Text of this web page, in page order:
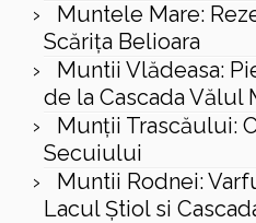
Muntele Mare:
Scăriţa Belioara
Muntii Vlădeasa:
de la Cascada Vălul
Munții Trascăului:
Secuiului
Muntii Rodnei:
Lacul Ştiol si